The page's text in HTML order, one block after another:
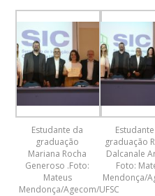
Estudante da
graduação
Mariana Rocha
Generoso .Foto:
Mateus
Mendonça/Agecom/UFSC
graduação
Dalcanale
Foto:
Mendonça/